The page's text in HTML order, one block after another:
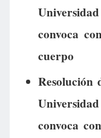
convoca
cuerpo
Resolución
convoca